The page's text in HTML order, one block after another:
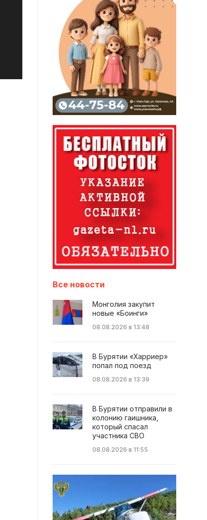
Все новости
Монголия закупит
новые «Боинги»
08.08.2026 в 13:48
В Бурятии «Харриер»
попал под поезд
08.08.2026 в 13:39
В Бурятии отправили в
колонию гаишника,
который спасал
участника СВО
08.08.2026 в 11:55